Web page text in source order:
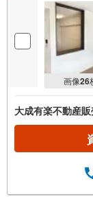
る
・
マ
イ
画像26
大成有楽不動産